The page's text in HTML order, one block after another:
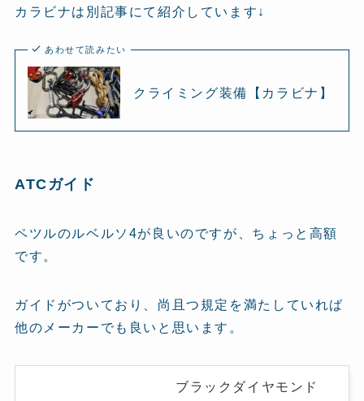
カラビナは別記事にて紹介しています↓
あわせて読みたい
クライミング装備【カラビナ】
ATCガイド
ペツルのルベルソ4が良いのですが、ちょっと高額
です。
ガイドがついており、尚且つ規定を満たしていれば
他のメーカーでも良いと思います。
ブラックダイヤモンド